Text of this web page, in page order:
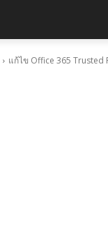
แก้ไข Office 365